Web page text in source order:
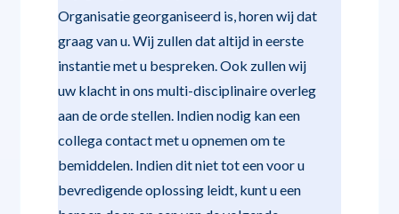
Organisatie georganiseerd is, horen wij dat
graag van u. Wij zullen dat altijd in eerste
instantie met u bespreken. Ook zullen wij
uw klacht in ons multi-disciplinaire overleg
aan de orde stellen. Indien nodig kan een
collega contact met u opnemen om te
bemiddelen. Indien dit niet tot een voor u
bevredigende oplossing leidt, kunt u een